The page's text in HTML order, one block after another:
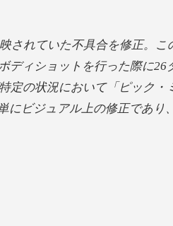
されていた不具合を修正。こ
ディショットを行った際に26
定の状況において「ピック・
ビジュアル上の修正であり、